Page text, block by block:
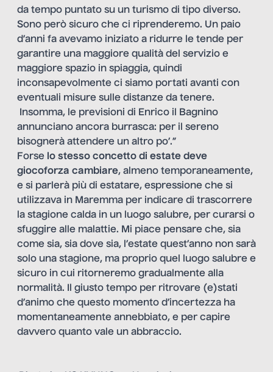
da tempo puntato su un turismo di tipo diverso.
Sono però sicuro che ci riprenderemo. Un paio
d’anni fa avevamo iniziato a ridurre le tende per
garantire una maggiore qualità del servizio e
maggiore spazio in spiaggia, quindi
inconsapevolmente ci siamo portati avanti con
eventuali misure sulle distanze da tenere.
Insomma, le previsioni di Enrico il Bagnino
annunciano ancora burrasca: per il sereno
bisognerà attendere un altro po’.”
Forse lo stesso concetto di estate deve
giocoforza cambiare, almeno temporaneamente,
e si parlerà più di estatare, espressione che si
utilizzava in Maremma per indicare di trascorrere
la stagione calda in un luogo salubre, per curarsi o
sfuggire alle malattie. Mi piace pensare che, sia
come sia, sia dove sia, l’estate quest’anno non sarà
solo una stagione, ma proprio quel luogo salubre e
sicuro in cui ritorneremo gradualmente alla
normalità. Il giusto tempo per ritrovare (e)stati
d’animo che questo momento d’incertezza ha
momentaneamente annebbiato, e per capire
davvero quanto vale un abbraccio.